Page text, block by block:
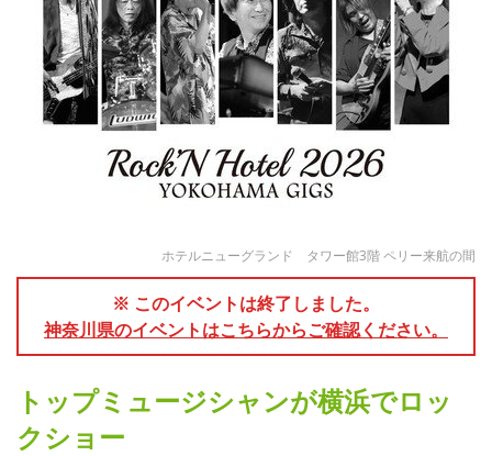
ホテルニューグランド タワー館3階 ペリー来航の間
※ このイベントは終了しました。
神奈川県のイベントはこちらからご確認ください。
トップミュージシャンが横浜でロッ
クショー